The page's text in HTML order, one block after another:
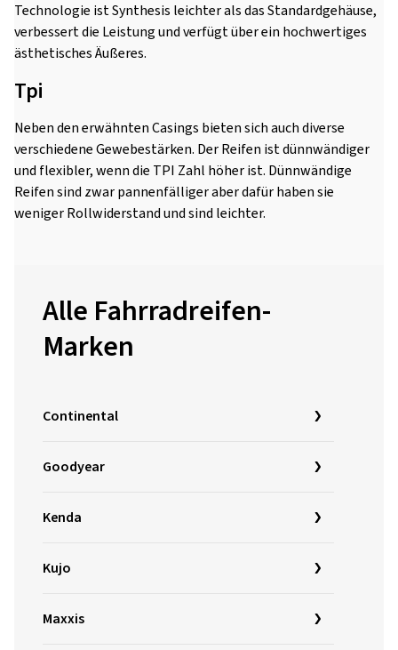
Technologie ist Synthesis leichter als das Standardgehäuse,
verbessert die Leistung und verfügt über ein hochwertiges
ästhetisches Äußeres.
Tpi
Neben den erwähnten Casings bieten sich auch diverse
verschiedene Gewebestärken. Der Reifen ist dünnwändiger
und flexibler, wenn die TPI Zahl höher ist. Dünnwändige
Reifen sind zwar pannenfälliger aber dafür haben sie
weniger Rollwiderstand und sind leichter.
Alle Fahrradreifen-
Marken
Continental
Goodyear
Kenda
Kujo
Maxxis